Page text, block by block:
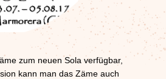
zum neuen Sola verfügbar,
kann man das Zäme auch